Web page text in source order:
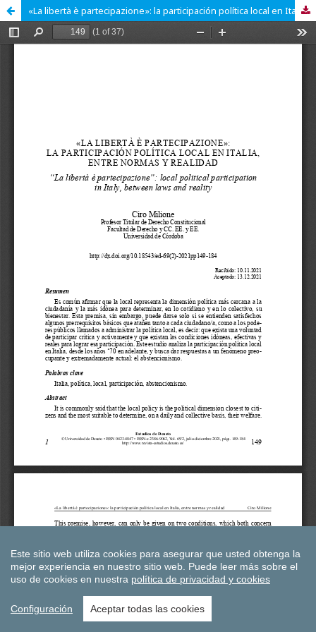
«La libertà è partecipazione»: la participación política local en Italia, entre normas y realidad
Este sitio web utiliza cookies para asegurar que usted obtenga la
mejor experiencia en nuestro sitio web. Puede leer más sobre el
uso de cookies en nuestra política de privacidad y cookies
Configuración Aceptar todas las cookies